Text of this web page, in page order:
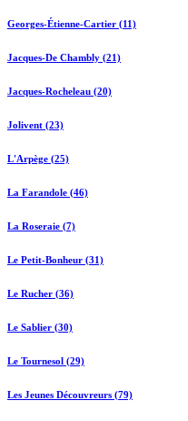
Georges-Étienne-Cartier (11)
Jacques-De Chambly (21)
Jacques-Rocheleau (20)
Jolivent (23)
L'Arpège (25)
La Farandole (46)
La Roseraie (7)
Le Petit-Bonheur (31)
Le Rucher (36)
Le Sablier (30)
Le Tournesol (29)
Les Jeunes Découvreurs (79)